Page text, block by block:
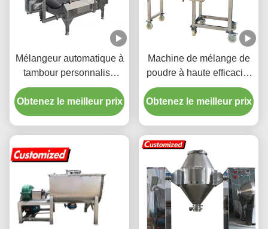
Mélangeur automatique à
tambour personnalisé
avec acier inoxydable
résistant à la corrosion,
programmes de mélange
mélange industriel de
poudre
Obtenez le meilleur prix
Machine de mélange de
poudre à haute efficacité
personnalisée en acier
inoxydable et mélangeur
à ruban pour usage
Obtenez le meilleur prix